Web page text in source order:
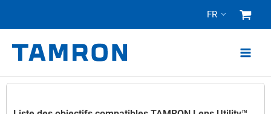
content
FR